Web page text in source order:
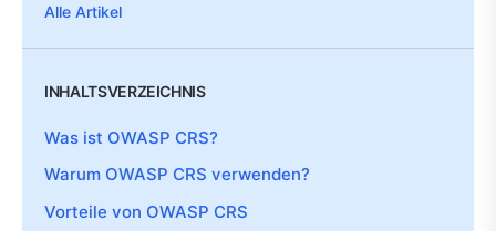
Alle Artikel
INHALTSVERZEICHNIS
Was ist OWASP CRS?
Warum OWASP CRS verwenden?
Vorteile von OWASP CRS